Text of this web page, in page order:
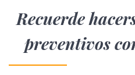
Recuerde
preventivos